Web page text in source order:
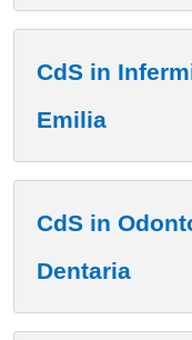
CdS in
Emilia
CdS in
Dentaria